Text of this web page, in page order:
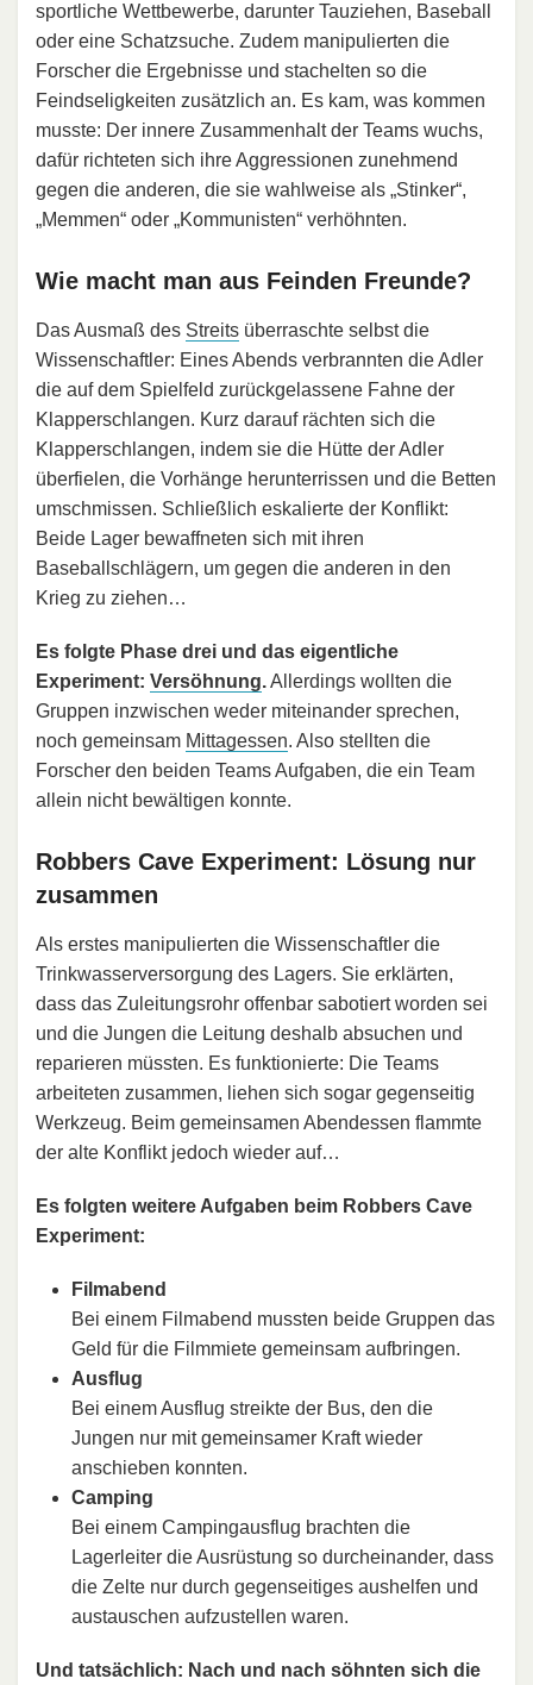
sportliche Wettbewerbe, darunter Tauziehen, Baseball
oder eine Schatzsuche. Zudem manipulierten die
Forscher die Ergebnisse und stachelten so die
Feindseligkeiten zusätzlich an. Es kam, was kommen
musste: Der innere Zusammenhalt der Teams wuchs,
dafür richteten sich ihre Aggressionen zunehmend
gegen die anderen, die sie wahlweise als „Stinker“,
„Memmen“ oder „Kommunisten“ verhöhnten.
Wie macht man aus Feinden Freunde?
Das Ausmaß des Streits überraschte selbst die
Wissenschaftler: Eines Abends verbrannten die Adler
die auf dem Spielfeld zurückgelassene Fahne der
Klapperschlangen. Kurz darauf rächten sich die
Klapperschlangen, indem sie die Hütte der Adler
überfielen, die Vorhänge herunterrissen und die Betten
umschmissen. Schließlich eskalierte der Konflikt:
Beide Lager bewaffneten sich mit ihren
Baseballschlägern, um gegen die anderen in den
Krieg zu ziehen…
Es folgte Phase drei und das eigentliche
Experiment: Versöhnung.Allerdings wollten die
Gruppen inzwischen weder miteinander sprechen,
noch gemeinsam Mittagessen. Also stellten die
Forscher den beiden Teams Aufgaben, die ein Team
allein nicht bewältigen konnte.
Robbers Cave Experiment: Lösung nur
zusammen
Als erstes manipulierten die Wissenschaftler die
Trinkwasserversorgung des Lagers. Sie erklärten,
dass das Zuleitungsrohr offenbar sabotiert worden sei
und die Jungen die Leitung deshalb absuchen und
reparieren müssten. Es funktionierte: Die Teams
arbeiteten zusammen, liehen sich sogar gegenseitig
Werkzeug. Beim gemeinsamen Abendessen flammte
der alte Konflikt jedoch wieder auf…
Es folgten weitere Aufgaben beim Robbers Cave
Experiment:
Filmabend
Bei einem Filmabend mussten beide Gruppen das
Geld für die Filmmiete gemeinsam aufbringen.
Ausflug
Bei einem Ausflug streikte der Bus, den die
Jungen nur mit gemeinsamer Kraft wieder
anschieben konnten.
Camping
Bei einem Campingausflug brachten die
Lagerleiter die Ausrüstung so durcheinander, dass
die Zelte nur durch gegenseitiges aushelfen und
austauschen aufzustellen waren.
Und tatsächlich: Nach und nach söhnten sich die